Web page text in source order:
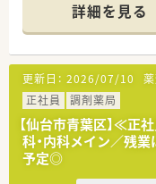
■訪問看護や居宅
進します。
【募集背景と求め
■施設からの在宅
図ります。
■患者様や医師と
を歓迎します。
■報告・連絡・相
詳細を見る
更新日： 2026/07/10
正社員
調剤薬局
【仙台市青葉区】≪正
科・内科メイン／残
予定◎